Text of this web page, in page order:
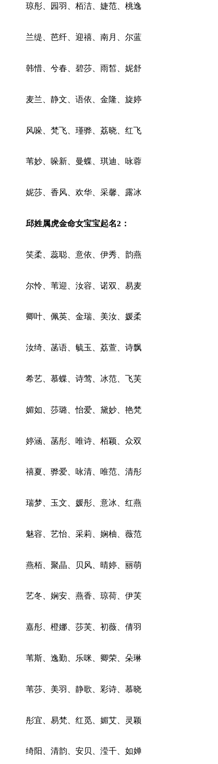
琼彤、园羽、栢洁、婕范、桃逸
兰缇、芭纤、迎禧、南月、尔蓝
韩惜、兮春、碧莎、雨皙、妮舒
麦兰、静文、语依、金隆、旋婷
风哚、梵飞、瑾骅、荔晓、红飞
苇妙、哚新、曼蝶、琪迪、咏蓉
妮莎、香风、欢华、采馨、露冰
邱姓属虎金命女宝宝起名2：
笑柔、蕊聪、意依、伊秀、韵燕
尔怜、苇迎、汝容、诺双、易麦
卿叶、佩英、金瑞、美汝、媛柔
汝绮、菡语、毓玉、荔萱、诗飘
希艺、慕蝶、诗莺、冰范、飞芙
媚如、莎璐、怡爱、黛妙、艳梵
婷涵、菡彤、唯诗、栢颖、众双
禧夏、骅爱、咏清、唯范、清彤
瑞梦、玉文、媛彤、意冰、红燕
魅容、艺怡、采莉、娴柚、薇范
燕栢、聚晶、贝风、晴婷、丽萌
艺冬、娴安、燕香、琼荷、伊芙
嘉彤、橙娜、莎芙、初薇、倩羽
苇斯、逸勤、乐咪、卿荣、朵琳
苇莎、美羽、静歌、彩诗、慕晓
彤宜、易梵、红觅、媚艾、灵颖
绮阳、清韵、安贝、滢千、如婵